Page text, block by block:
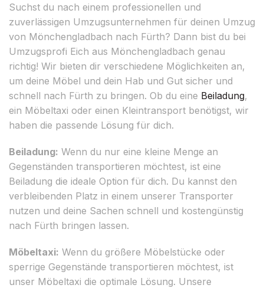
Suchst du nach einem professionellen und
zuverlässigen Umzugsunternehmen für deinen Umzug
von Mönchengladbach nach Fürth? Dann bist du bei
Umzugsprofi Eich aus Mönchengladbach genau
richtig! Wir bieten dir verschiedene Möglichkeiten an,
um deine Möbel und dein Hab und Gut sicher und
schnell nach Fürth zu bringen. Ob du eine Beiladung,
ein Möbeltaxi oder einen Kleintransport benötigst, wir
haben die passende Lösung für dich.
Beiladung: Wenn du nur eine kleine Menge an
Gegenständen transportieren möchtest, ist eine
Beiladung die ideale Option für dich. Du kannst den
verbleibenden Platz in einem unserer Transporter
nutzen und deine Sachen schnell und kostengünstig
nach Fürth bringen lassen.
Möbeltaxi: Wenn du größere Möbelstücke oder
sperrige Gegenstände transportieren möchtest, ist
unser Möbeltaxi die optimale Lösung. Unsere